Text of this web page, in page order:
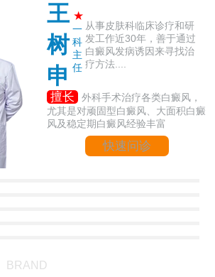
王
树
申
★
一
科
主
任
从事皮肤科临床诊疗和研
发工作近30年，善于通过
白癜风发病诱因来寻找治
疗方法....
擅长
外科手术治疗各类白癜风，
尤其是对顽固型白癜风、大面积白癜
风及稳定期白癜风经验丰富
快速问诊
BRAND